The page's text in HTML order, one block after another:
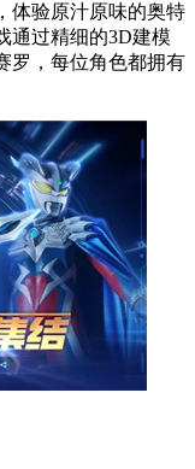
体验原汁原味的奥特
通过精细的3D建模
罗，每位角色都拥有